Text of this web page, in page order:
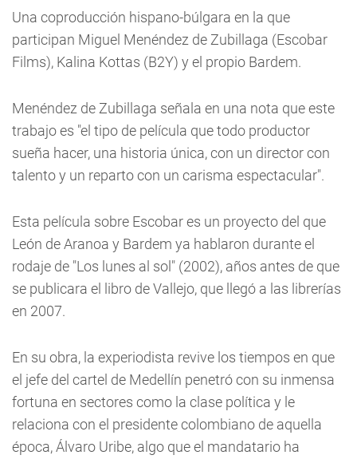
Una coproducción hispano-búlgara en la que
participan Miguel Menéndez de Zubillaga (Escobar
Films), Kalina Kottas (B2Y) y el propio Bardem.
Menéndez de Zubillaga señala en una nota que este
trabajo es "el tipo de película que todo productor
sueña hacer, una historia única, con un director con
talento y un reparto con un carisma espectacular".
Esta película sobre Escobar es un proyecto del que
León de Aranoa y Bardem ya hablaron durante el
rodaje de "Los lunes al sol" (2002), años antes de que
se publicara el libro de Vallejo, que llegó a las librerías
en 2007.
En su obra, la experiodista revive los tiempos en que
el jefe del cartel de Medellín penetró con su inmensa
fortuna en sectores como la clase política y le
relaciona con el presidente colombiano de aquella
época, Álvaro Uribe, algo que el mandatario ha